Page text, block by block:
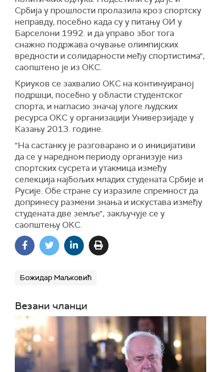
Србија у прошлости пролазила кроз спортску
неправду, посебно када су у питању ОИ у
Барселони 1992. и да управо због тога
снажно подржава очување олимпијских
вредности и солидарности међу спортистима",
саопштено је из ОКС.
Криуков се захвалио ОКС на континуираној
подршци, посебно у области студентског
спорта, и нагласио значај улоге људских
ресурса ОКС у организацији Универзијаде у
Казању 2013. године.
"На састанку је разговарано и о иницијативи
да се у наредном периоду организује низ
спортских сусрета и утакмица између
селекција најбољих младих студената Србије и
Русије. Обе стране су изразиле спремност да
допринесу размени знања и искустава између
студената две земље", закључује се у
саопштењу ОКС.
Божидар Маљковић
Везани чланци